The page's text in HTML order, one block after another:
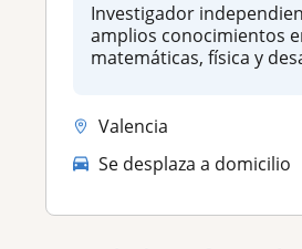
Investigador
amplios conocimientos
matemáticas, física y
Valencia
Se desplaza a domicilio